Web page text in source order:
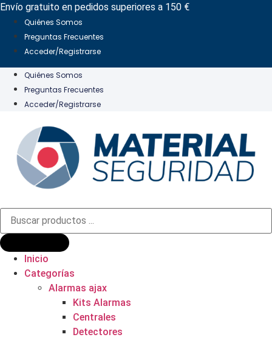
Ir
contenido
Envío gratuito en pedidos superiores a 150 €
Quiénes Somos
Preguntas Frecuentes
Acceder/Registrarse
Quiénes Somos
Preguntas Frecuentes
Acceder/Registrarse
Búsqueda
productos
Inicio
Categorías
Alarmas ajax
Kits Alarmas
Centrales
Detectores